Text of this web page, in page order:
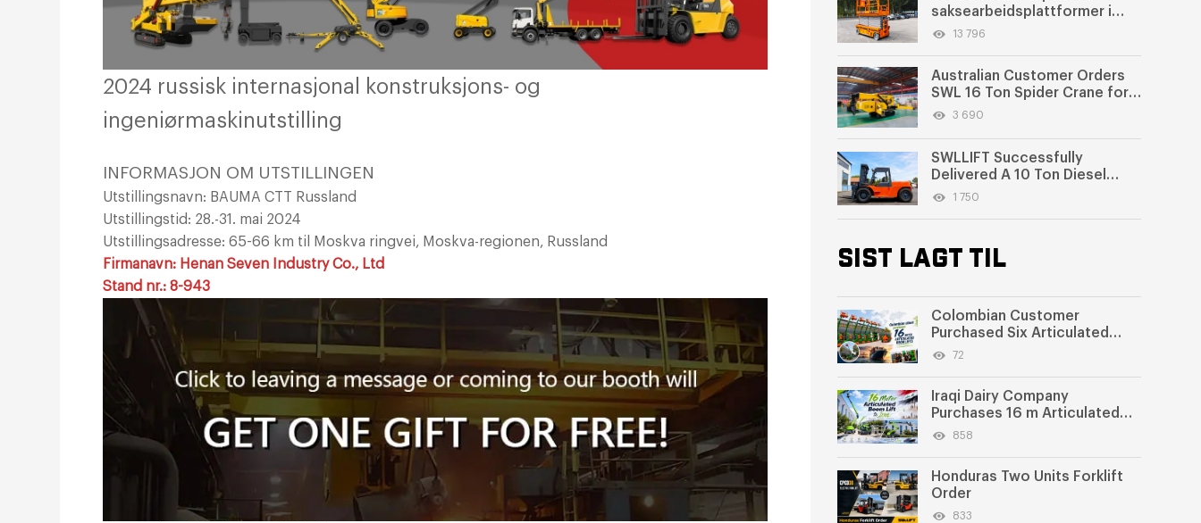
2024 russisk internasjonal konstruksjons- og
ingeniørmaskinutstilling
INFORMASJON OM UTSTILLINGEN
Utstillingsnavn: BAUMA CTT Russland
Utstillingstid: 28.-31. mai 2024
Utstillingsadresse: 65-66 km til Moskva ringvei, Moskva-regionen, Russland
Firmanavn: Henan Seven Industry Co., Ltd
Stand nr.: 8-943
saksearbeidsplattformer i
UAE13 796
Australian Customer Orders
SWL 16 Ton Spider Crane for
Machinery Manufacturing
3 690
SWLLIFT Successfully
Delivered A 10 Ton Diesel
Forklift to Jordan
1 750
SIST LAGT TIL
Colombian Customer
Purchased Six Articulated
Boom Lifts from SWLLIFT
72
Iraqi Dairy Company
Purchases 16 m Articulated
Boom Lift
858
Honduras Two Units Forklift
Order
833